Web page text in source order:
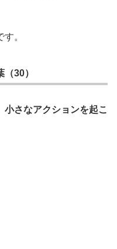
。
30）
さなアクションを起こ